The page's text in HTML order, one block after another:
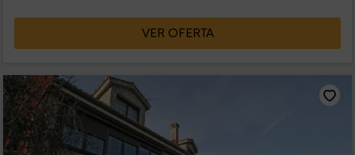
VER OFERTA